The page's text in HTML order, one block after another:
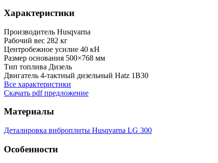
Характеристики
Производитель Husqvarna
Рабочий вес 282 кг
Центробежное усилие 40 кН
Размер основания 500×768 мм
Тип топлива Дизель
Двигатель 4-тактный дизельный Hatz 1B30
Все характеристики
Скачать pdf предложение
Материалы
Деталировка виброплиты Husqvarna LG 300
Особенности